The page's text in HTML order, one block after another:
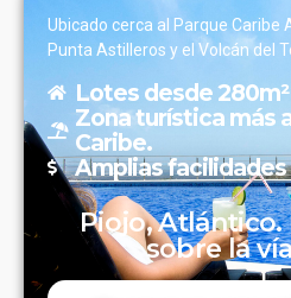
Ubicado cerca al Parque Caribe
Punta Astilleros y el Volcán del
Lotes desde 280m²
Zona turística más
Caribe.
Amplias facilidades
Piojo, Atlántico.
sobre la